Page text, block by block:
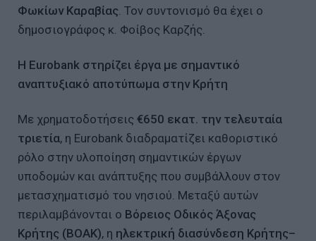
Φωκίων Καραβίας . Τον συντονισμό θα έχει ο
δημοσιογράφος κ. Φοίβος Καρζής.
Η Eurobank στηρίζει έργα με σημαντικό
αναπτυξιακό αποτύπωμα στην Κρήτη
Με χρηματοδοτήσεις €650 εκατ. την τελευταία
τριετία, η Eurobank διαδραματίζει καθοριστικό
ρόλο στην υλοποίηση σημαντικών έργων
υποδομών και ανάπτυξης που συμβάλλουν στον
μετασχηματισμό του νησιού. Μεταξύ αυτών
περιλαμβάνονται ο Βόρειος Οδικός Άξονας
Κρήτης (ΒΟΑΚ), η ηλεκτρική διασύνδεση Κρήτης–